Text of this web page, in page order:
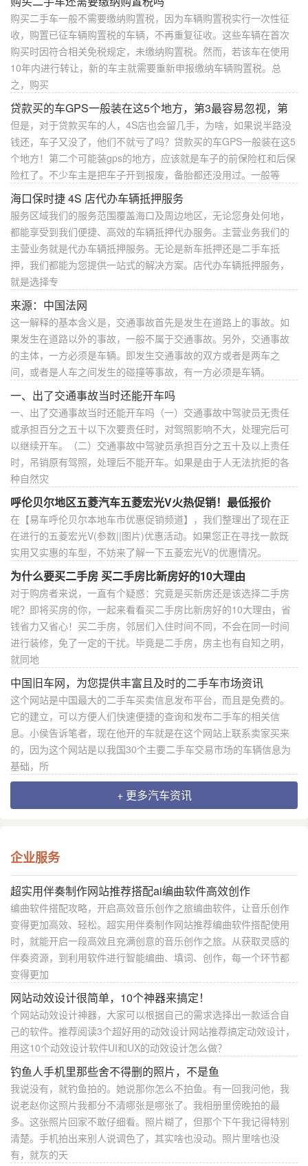
购买二手车一般不需要缴纳购置税，因为车辆购置税实行一次性征
收，购置已征车辆购置税的车辆，不再重复征收。这些车辆在首次
购买时因符合相关免税规定，未缴纳购置税。然而，若该车在使用
10年内进行转让，新的车主就需要重新申报缴纳车辆购置税。总
之，购买
贷款买的车GPS一般装在这5个地方，第3最容易忽视，第
但是，对于贷款买车的人，4S店也会留几手，为啥，如果说半路没
钱还，车子又没了，他们不就亏了吗？贷款买的车GPS一般装在这5
个地方！第二个可能装gps的地方，应该就是车子的前保险杠和后保
险杠了。不少车主是把车子开到报废，备胎都还没用过。一般等
海口保时捷 4S 店代办车辆抵押服务
服务区域我们的服务范围覆盖海口及周边地区，无论您身处何地，
都能享受到我们便捷、高效的车辆抵押代办服务。主营业务我们的
主营业务就是代办车辆抵押服务。无论是新车抵押还是二手车抵
押，我们都能为您提供一站式的解决方案。店代办车辆抵押服务，
就是选择专
来源：中国法网
这一解释的基本含义是，交通事故首先是发生在道路上的事故。如
果发生在道路以外的事故，一般不属于交通事故。另外，交通事故
的主体，一方必须是车辆。即发生交通事故的双方或者是两车之
间，或者是人车之间发生的碰撞等事故，有一方必须是车辆。
一、出了交通事故当时还能开车吗
一、出了交通事故当时还能开车吗（一）交通事故中驾驶员无责任
或承担百分之五十以下次要责任时，对驾照影响不大，处理完后可
以继续开车。（二）交通事故中驾驶员承担百分之五十及以上责任
时，吊销原有驾照，处理后不能开车。如果是由于人无法抗拒的各
种自然灾
呼伦贝尔地区五菱汽车五菱宏光V火热促销！最低报价
在【易车呼伦贝尔本地车市优惠促销频道】，我们整理出了现在正
在进行的五菱宏光V(参数||图片)优惠活动。如果您正在寻找一款既
实用又实惠的车型，不妨来了解一下五菱宏光V的优惠情况。
为什么要买二手房 买二手房比新房好的10大理由
对于购房者来说，一直有个疑惑：究竟是买新房还是该选择二手房
呢？即将买房的你，一起来看看买二手房比新房好的10大理由，省
钱省力又省心！买二手房，邻居们入住时间不同，不会在同一时间
进行装修，免了一定的干扰。毕竟是二手房，房主也有自知之明，
就同地
中国旧车网，为您提供丰富且及时的二手车市场资讯
这个网站是中国最大的二手车买卖信息发布平台，而且是免费的。
它的建立，可以方便人们快速便捷的查询和发布二手车的相关信
息。小侯告诉笔者，现在他开的车就是在这个网站上联系卖家买来
的，因为这个网站是以我国30个主要二手车交易市场的车辆信息为
基础，所
+ 更多汽车资讯
企业服务
超实用伴奏制作网站推荐搭配ai编曲软件高效创作
编曲软件搭配攻略，开启高效音乐创作之旅编曲软件，让音乐创作
变得更加高效、轻松。超实用伴奏制作网站推荐编曲软件搭配使用
时，就能开启一段高效且充满创意的音乐创作之旅。从获取灵感的
伴奏资源，到利用软件进行智能编曲、填词、创作，每一个环节都
变得更加
网站动效设计很简单，10个神器来搞定！
个网站动效设计神器，大家可以根据自己的需求选择出一款适合自
己的软件。推荐阅读3个超好用的动效设计网站推荐搞定动效设计，
用这10个动效设计软件UI和UX的动效设计怎么做？
钓鱼人手机里那些舍不得删的照片，不是鱼
我说没有，就钓鱼拍的。她说那你怎么不拍鱼。有一回我问他，我
说老赵你这照片我都分不清哪张是哪张了。我相册里傍晚拍的最
多。这张照片回家不敢仔细看。照片糊了，但那个下午我记得特别
清楚。手机拍出来别人说调色了，其实啥也没动。照片里啥也没
有，就灰的天